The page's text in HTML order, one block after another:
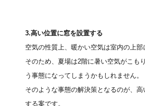
3.高い位置に窓を設置する
空気の性質上、暖かい空気は室内の上部
そのため、夏場は2階に暑い空気がこも
う事態になってしまうかもしれません。
そのような事態の解決策となるのが、
する案です。